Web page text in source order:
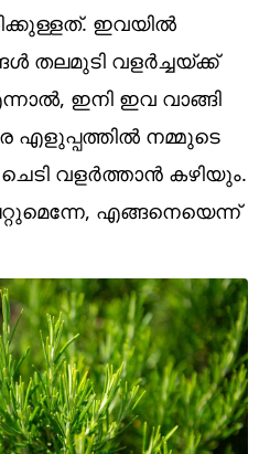
ഇവയിൽ
തലമുടി വളർച്ചയ്ക്ക്
ഇനി ഇവ വാങ്ങി
എളുപ്പത്തിൽ നമ്മുടെ
ചെടി വളർത്താൻ കഴിയും.
എങ്ങനെയെന്ന്